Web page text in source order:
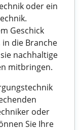
oder ein
Geschick
die Branche
nachhaltige
mitbringen.
oder
Sie Ihre